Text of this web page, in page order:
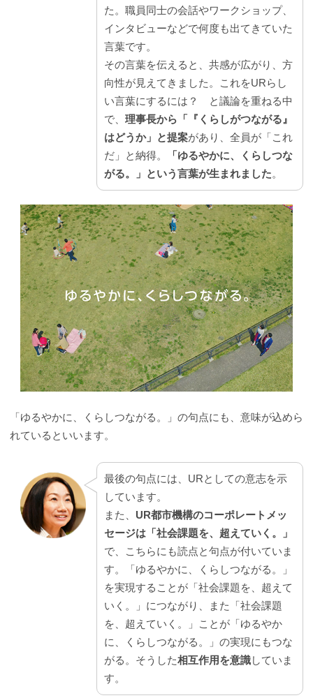
た。職員同士の会話やワークショップ、
インタビューなどで何度も出てきていた
言葉です。
その言葉を伝えると、共感が広がり、方
向性が見えてきました。これをURらし
い言葉にするには？ と議論を重ねる中
で、 理事長から「『くらしがつながる』
はどうか」と提案があり、全員が「これ
だ」と納得。
「ゆるやかに、くらしつな
がる。」という言葉が生まれました。
「ゆるやかに、くらしつながる。」の句点にも、意味が込めら
れているといいます。
最後の句点には、URとしての意志を示
しています。
また、 UR都市機構のコーポレートメッ
セージは「社会課題を、超えていく。」
で、こちらにも読点と句点が付いていま
す。「ゆるやかに、くらしつながる。」
を実現することが「社会課題を、超えて
いく。」につながり、また「社会課題
を、超えていく。」ことが「ゆるやか
に、くらしつながる。」の実現にもつな
がる。そうした相互作用を意識していま
す。